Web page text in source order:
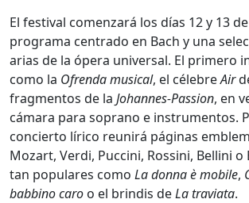
El festival comenzará los días 12 y 13
programa centrado en Bach y una
arias de la ópera universal. El primero
como la Ofrenda musical, el célebreAir
fragmentos de la Johannes-Passion, en
cámara para soprano e instrumentos.
concierto lírico reunirá páginas
Mozart, Verdi, Puccini, Rossini, Bellini
tan populares como La donna è mobile,
babbino caro o el brindis deLa traviata.